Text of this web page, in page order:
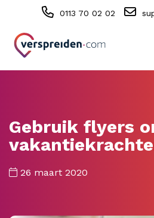
0113 70 02 02
Gebruik flyers
26 maart 2020